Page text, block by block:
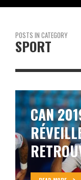
POSTS IN CATEGORY
SPORT
CAN
4-3):
AU